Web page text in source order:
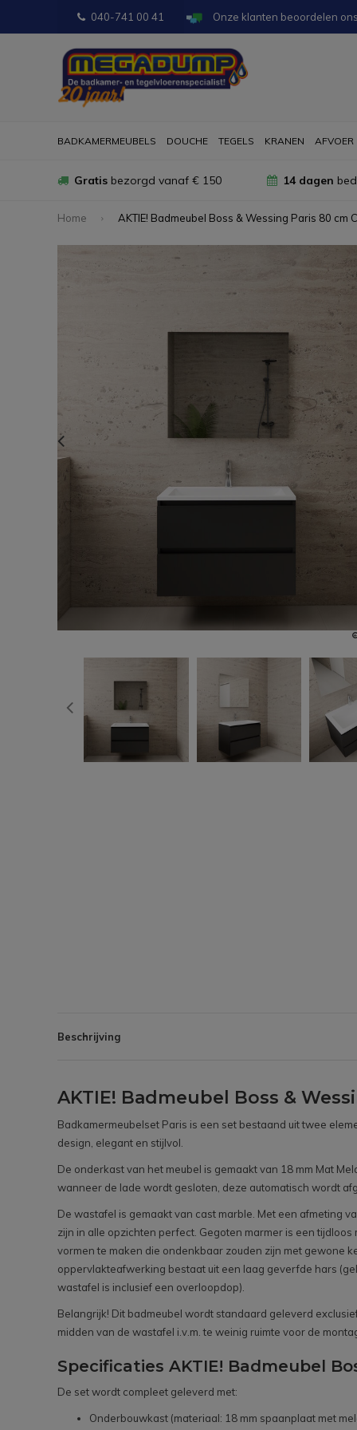
040-741 00 41 Onze klanten beoordelen
BADKAMERMEUBELS DOUCHE TEGELS KRANEN AFVOER
Gratis bezorgd vanaf € 150 14 dagen
Home AKTIE! Badmeubel Boss & Wessing Paris 80
Beschrijving
AKTIE! Badmeubel Boss &
Badkamermeubelset Paris is een set bestaand uit twee
design, elegant en stijlvol.
De onderkast van het meubel is gemaakt van 18 mm Mat
wanneer de lade wordt gesloten, deze automatisch wordt
De wastafel is gemaakt van cast marble. Met een afmeting
zijn in alle opzichten perfect. Gegoten marmer is een
vormen te maken die ondenkbaar zouden zijn met gewone
oppervlakteafwerking bestaat uit een laag geverfde hars
wastafel is inclusief een overloopdop).
Belangrijk! Dit badmeubel wordt standaard geleverd
midden van de wastafel i.v.m. te weinig ruimte voor de
Specificaties AKTIE! Badmeubel
De set wordt compleet geleverd met:
Onderbouwkast (materiaal: 18 mm spaanplaat met